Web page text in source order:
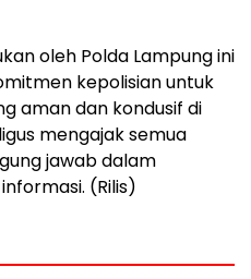
oleh Polda Lampung ini
kepolisian untuk
aman dan kondusif di
mengajak semua
jawab dalam
(Rilis)